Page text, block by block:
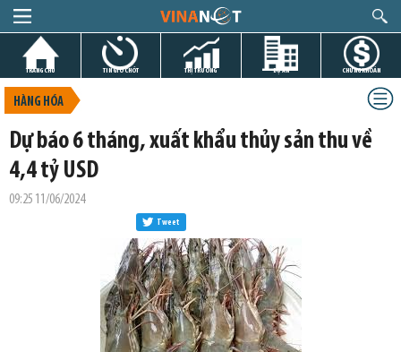
TRANG CHỦ TIN GIỜ CHÓT THỊ TRƯỜNG DỰ ÁN CHỨNG KHOÁN
HÀNG HÓA
Dự báo 6 tháng, xuất khẩu thủy sản thu về
4,4 tỷ USD
09:25 11/06/2024
Tweet